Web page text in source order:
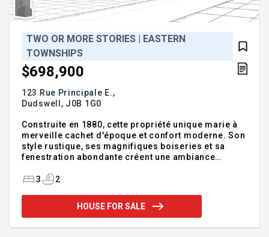
TWO OR MORE STORIES | EASTERN
TOWNSHIPS
$698,900
123 Rue Principale E.,
Dudswell, J0B 1G0
Construite en 1880, cette propriété unique marie à
merveille cachet d'époque et confort moderne. Son
style rustique, ses magnifiques boiseries et sa
fenestration abondante créent une ambiance
la cave au toit en 2019-20 elle est clé en main. Elle
rangement généreux, un véritable petit domaine. À
proximité du lac D'Argent, profitez d'un
3 2
HOUSE FOR SALE